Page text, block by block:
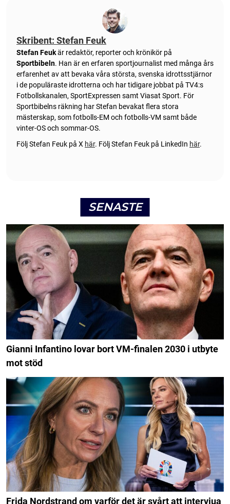
Skribent: Stefan Feuk
Stefan Feukär redaktör, reporter och krönikör på
Sportbibeln. Han är en erfaren sportjournalist med många års
erfarenhet av att bevaka våra största, svenska idrottsstjärnor
i de populäraste idrotterna och har tidigare jobbat på TV4:s
Fotbollskanalen, SportExpressen samt Viasat Sport. För
Sportbibelns räkning har Stefan bevakat flera stora
mästerskap, som fotbolls-EM och fotbolls-VM samt både
vinter-OS och sommar-OS.
Följ Stefan Feuk på X här. Följ Stefan Feuk på LinkedIn här.
SENASTE
Gianni Infantino lovar bort VM-finalen 2030 i utbyte
mot stöd
Frida Nordstrand om varför det är svårt att intervjua